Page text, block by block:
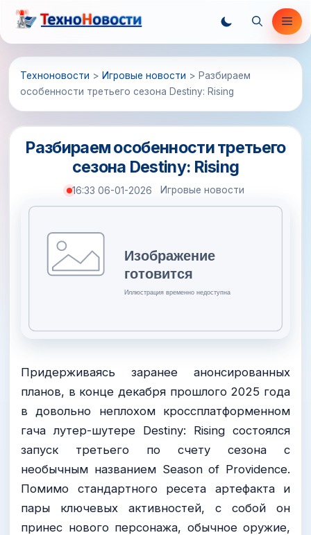
Перейти
содержимому
Техноновости > Игровые новости > Разбираем
особенности третьего сезона Destiny: Rising
Разбираем особенности третьего
сезона Destiny: Rising
16:33 06-01-2026 Игровые новости
Придерживаясь заранее анонсированных
планов, в конце декабря прошлого 2025 года
в довольно неплохом кроссплатформенном
гача лутер-шутере Destiny: Rising состоялся
запуск третьего по счету сезона с
необычным названием Season of Providence.
Помимо стандартного ресета артефакта и
пары ключевых активностей, с собой он
принес нового персонажа, обычное оружие,